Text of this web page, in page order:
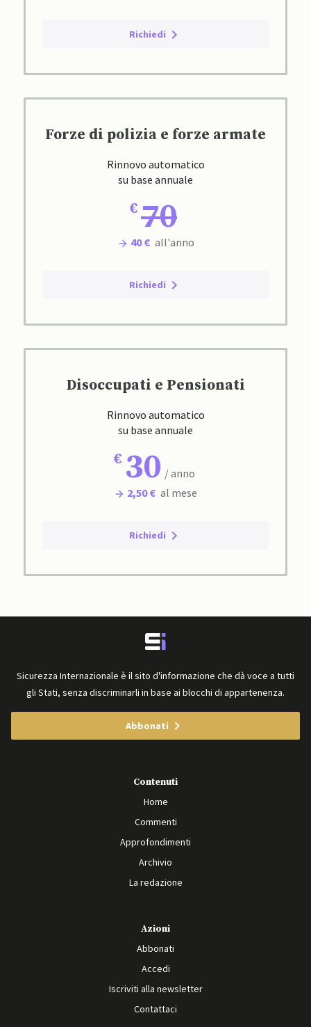
Richiedi
Forze di polizia e forze armate
Rinnovo automatico
su base annuale
70
40 € all'anno
Richiedi
Disoccupati e Pensionati
Rinnovo automatico
su base annuale
30 / anno
2,50 € al mese
Richiedi
Sicurezza Internazionale è il sito d'informazione che dà voce a tutti
gli Stati, senza discriminarli in base ai blocchi di appartenenza.
Abbonati
Contenuti
Home
Commenti
Approfondimenti
Archivio
La redazione
Azioni
Abbonati
Accedi
Iscriviti alla newsletter
Contattaci